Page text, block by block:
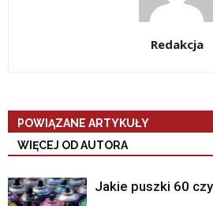
Redakcja
POWIĄZANE ARTYKUŁY
WIĘCEJ OD AUTORA
Jakie puszki 60